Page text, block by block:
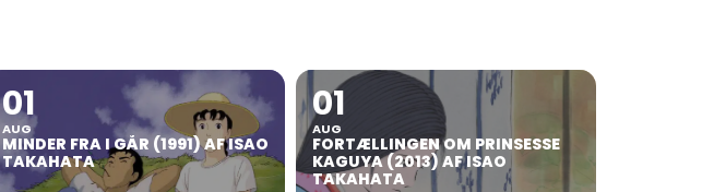
01
AUG
MINDER FRA I GÅR (1991) AF ISAO
TAKAHATA
01
AUG
FORTÆLLINGEN OM PRINSESSE
KAGUYA (2013) AF ISAO
TAKAHATA